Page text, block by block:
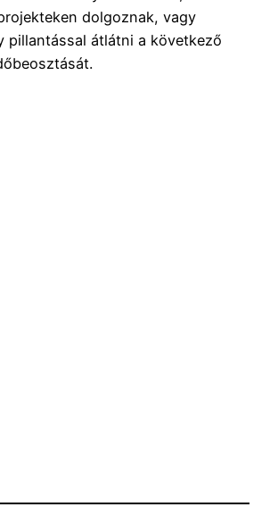
dolgoznak, vagy
pillantással átlátni a következő